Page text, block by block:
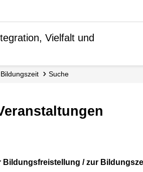
Vielfalt und
Bildungszeit Suche
Bildungsfreistellung / zur